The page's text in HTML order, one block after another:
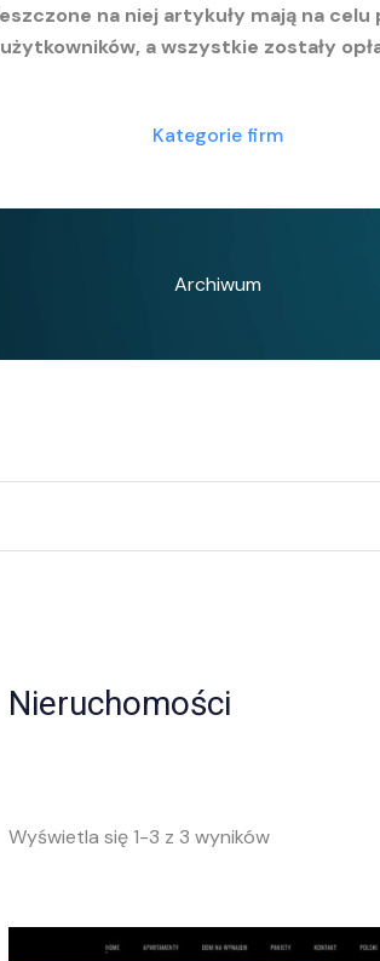
na niej artykuły mają na
użytkowników, a wszystkie zostały
Kategorie firm
Archiwum
Nieruchomości
Wyświetla się 1-3 z 3 wyników